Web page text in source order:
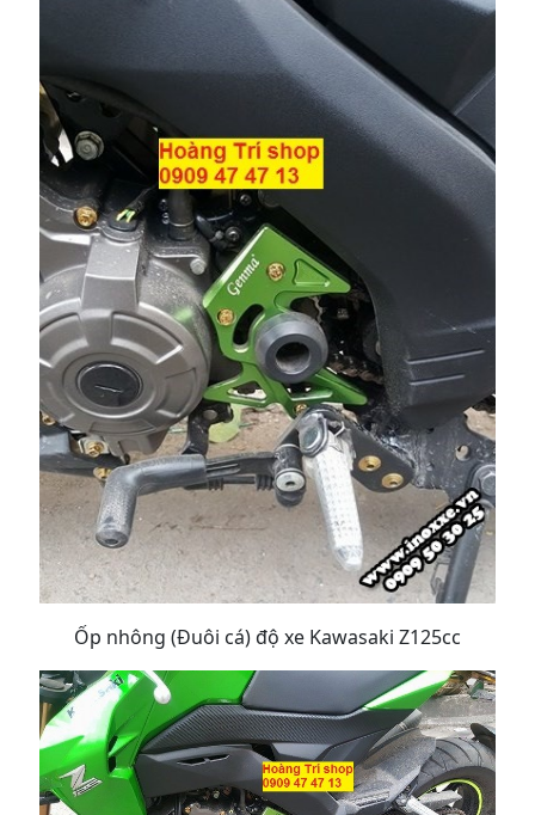
Ốp nhông (Đuôi cá) độ xe Kawasaki Z125cc